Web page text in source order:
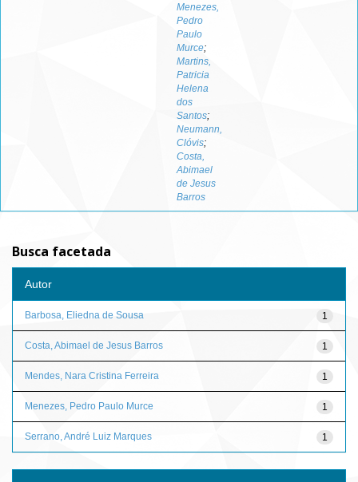
Menezes,
Pedro
Paulo
Murce;
Martins,
Patricia
Helena
dos
Santos;
Neumann,
Clóvis;
Costa,
Abimael
de Jesus
Barros
Busca facetada
Autor
1
Barbosa, Eliedna de Sousa
1
Costa, Abimael de Jesus Barros
1
Mendes, Nara Cristina Ferreira
1
Menezes, Pedro Paulo Murce
1
Serrano, André Luiz Marques